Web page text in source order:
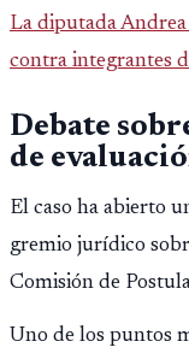
La diputada
contra integrantes
Debate
de
El caso ha abierto
gremio jurídico
Comisión de
Uno de los puntos